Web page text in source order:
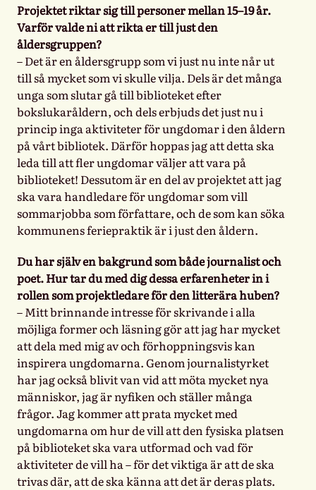
Projektet riktar sig till personer mellan 15–19 år.
Varför valde ni att rikta er till just den
åldersgruppen?
– Det är en åldersgrupp som vi just nu inte når ut
till så mycket som vi skulle vilja. Dels är det många
unga som slutar gå till biblioteket efter
bokslukaråldern, och dels erbjuds det just nu i
princip inga aktiviteter för ungdomar i den åldern
på vårt bibliotek. Därför hoppas jag att detta ska
leda till att fler ungdomar väljer att vara på
biblioteket! Dessutom är en del av projektet att jag
ska vara handledare för ungdomar som vill
sommarjobba som författare, och de som kan söka
kommunens feriepraktik är i just den åldern.
Du har själv en bakgrund som både journalist och
poet. Hur tar du med dig dessa erfarenheter in i
rollen som projektledare för den litterära huben?
– Mitt brinnande intresse för skrivande i alla
möjliga former och läsning gör att jag har mycket
att dela med mig av och förhoppningsvis kan
inspirera ungdomarna. Genom journalistyrket
har jag också blivit van vid att möta mycket nya
människor, jag är nyfiken och ställer många
frågor. Jag kommer att prata mycket med
ungdomarna om hur de vill att den fysiska platsen
på biblioteket ska vara utformad och vad för
aktiviteter de vill ha – för det viktiga är att de ska
trivas där, att de ska känna att det är deras plats.